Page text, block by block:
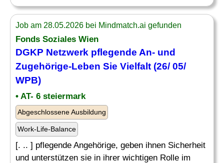
Job am 28.05.2026 bei Mindmatch.ai gefunden
Fonds Soziales Wien
DGKP Netzwerk pflegende An- und
Zugehörige-Leben Sie Vielfalt (26/ 05/
WPB)
• AT- 6 steiermark
Abgeschlossene Ausbildung
Work-Life-Balance
[. .. ] pflegende Angehörige, geben ihnen Sicherheit
und unterstützen sie in ihrer wichtigen Rolle im